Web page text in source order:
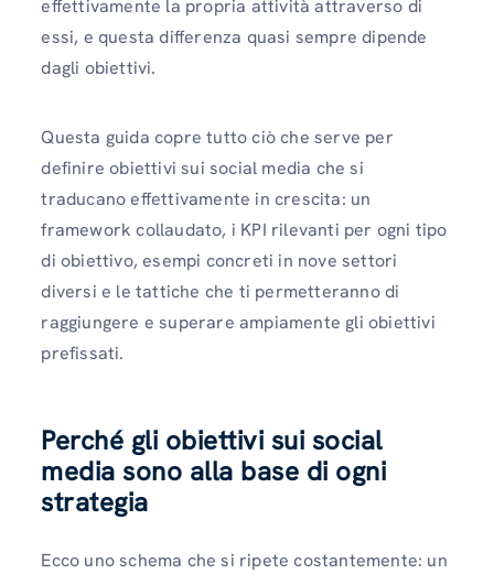
effettivamente la propria attività attraverso di
essi, e questa differenza quasi sempre dipende
dagli obiettivi.
Questa guida copre tutto ciò che serve per
definire obiettivi sui social media che si
traducano effettivamente in crescita: un
framework collaudato, i KPI rilevanti per ogni tipo
di obiettivo, esempi concreti in nove settori
diversi e le tattiche che ti permetteranno di
raggiungere e superare ampiamente gli obiettivi
prefissati.
Perché gli obiettivi sui social
media sono alla base di ogni
strategia
Ecco uno schema che si ripete costantemente: un